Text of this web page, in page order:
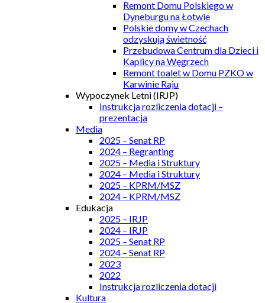
Remont Domu Polskiego w
Dyneburgu na Łotwie
Polskie domy w Czechach
odzyskują świetność
Przebudowa Centrum dla Dzieci i
Kaplicy na Węgrzech
Remont toalet w Domu PZKO w
Karwinie Raju
Wypoczynek Letni (IRJP)
Instrukcja rozliczenia dotacji –
prezentacja
Media
2025 – Senat RP
2024 – Regranting
2025 – Media i Struktury
2024 – Media i Struktury
2025 – KPRM/MSZ
2024 – KPRM/MSZ
Edukacja
2025 – IRJP
2024 – IRJP
2025 – Senat RP
2024 – Senat RP
2023
2022
Instrukcja rozliczenia dotacji
Kultura